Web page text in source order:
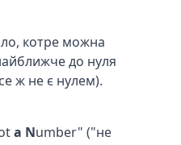
котре можна
до нуля
ж не є нулем).
a Number" ("не